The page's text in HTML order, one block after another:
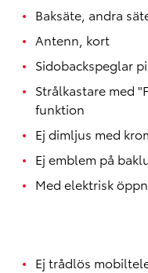
Baksäte, andra
Antenn, kort
Sidobackspeglar
Strålkastare med
funktion
Ej dimljus med
Ej emblem på
Med elektrisk
Ej trådlös